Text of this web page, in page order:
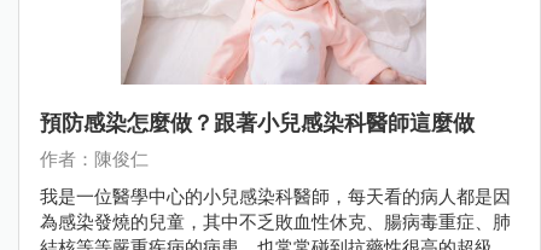
預防感染怎麼做？跟著小兒感染科醫師這麼做
作者：陳俊仁
我是一位醫學中心的小兒感染科醫師，每天看的病人都是因
為感染發燒的兒童，其中不乏敗血性休克、腸病毒重症、肺